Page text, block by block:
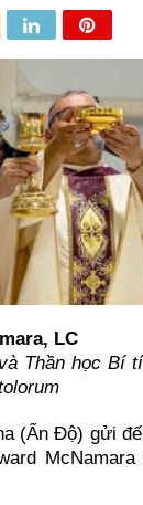
LC
Thần học Bí
(Ấn Độ) gửi